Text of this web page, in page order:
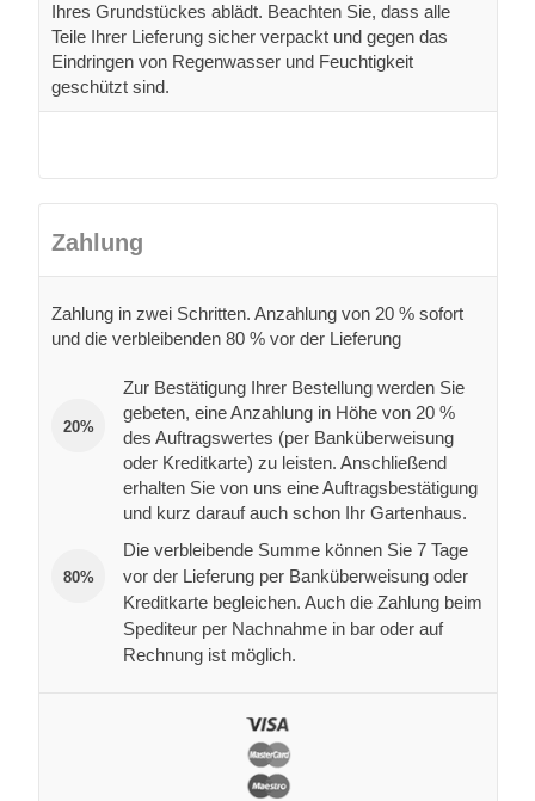
Ihres Grundstückes ablädt. Beachten Sie, dass alle
Teile Ihrer Lieferung sicher verpackt und gegen das
Eindringen von Regenwasser und Feuchtigkeit
geschützt sind.
Zahlung
Zahlung in zwei Schritten. Anzahlung von 20 % sofort
und die verbleibenden 80 % vor der Lieferung
20%
Zur Bestätigung Ihrer Bestellung werden Sie
gebeten, eine Anzahlung in Höhe von 20 %
des Auftragswertes (per Banküberweisung
oder Kreditkarte) zu leisten. Anschließend
erhalten Sie von uns eine Auftragsbestätigung
und kurz darauf auch schon Ihr Gartenhaus.
80%
Die verbleibende Summe können Sie 7 Tage
vor der Lieferung per Banküberweisung oder
Kreditkarte begleichen. Auch die Zahlung beim
Spediteur per Nachnahme in bar oder auf
Rechnung ist möglich.